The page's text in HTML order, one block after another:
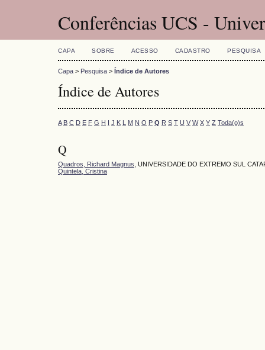
Conferências UCS -
CAPA SOBRE ACESSO CADASTRO PESQUISA
Capa > Pesquisa > Índice de Autores
Índice de Autores
A B C D E F G H I J K L M N O P Q R S T U V W X Y Z Toda(o)s
Q
Quadros, Richard Magnus , UNIVERSIDADE DO EXTREMO SUL
Quintela, Cristina